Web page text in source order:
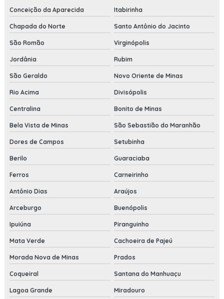
Conceição da Aparecida Itabirinha
Chapada do Norte Santo Antônio do Jacinto
São Romão Virginópolis
Jordânia Rubim
São Geraldo Novo Oriente de Minas
Rio Acima Divisópolis
Centralina Bonito de Minas
Bela Vista de Minas São Sebastião do Maranhão
Dores de Campos Setubinha
Berilo Guaraciaba
Ferros Carneirinho
Antônio Dias Araújos
Arceburgo Buenópolis
Ipuiúna Piranguinho
Mata Verde Cachoeira de Pajeú
Morada Nova de Minas Prados
Coqueiral Santana do Manhuaçu
Lagoa Grande Miradouro